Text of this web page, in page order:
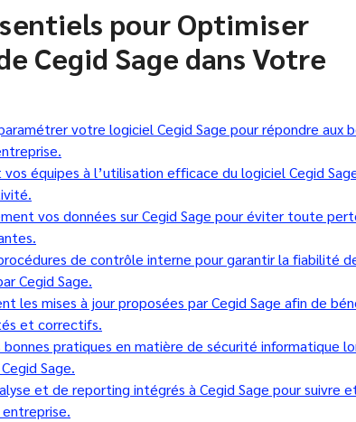
pour Optimiser
Cegid Sage dans Votre
votre logiciel Cegid Sage pour répondre aux
équipes à l’utilisation efficace du logiciel Cegid
vos données sur Cegid Sage pour éviter toute
de contrôle interne pour garantir la fiabilité
Cegid Sage.
les mises à jour proposées par Cegid Sage afin de
et correctifs.
pratiques en matière de sécurité informatique
Sage.
et de reporting intégrés à Cegid Sage pour suivre